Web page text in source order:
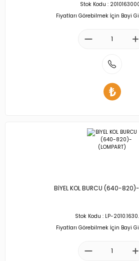
Stok Kodu :
Fiyatları Görebilmek İçin Bayi
BİYEL KOL BURCU (640-
Stok Kodu : LP-
Fiyatları Görebilmek İçin Bayi